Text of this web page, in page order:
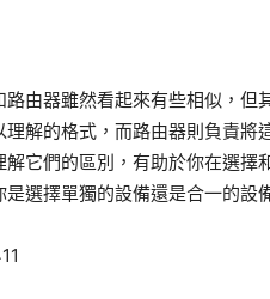
由器雖然看起來有些相似，
解的格式，而路由器則負責
它們的區別，有助於你在選
選擇單獨的設備還是合一的設